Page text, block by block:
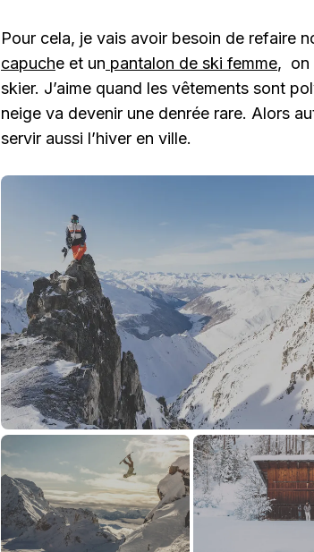
Pour cela, je vais avoir besoin de refaire
capuche et un pantalon de ski femme, on
skier. J’aime quand les vêtements sont
neige va devenir une denrée rare. Alors
servir aussi l’hiver en ville.